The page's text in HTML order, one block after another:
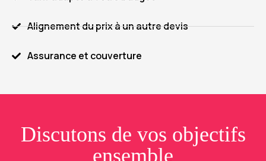
Alignement du prix à un autre devis
Assurance et couverture
Discutons de vos objectifs
ensemble